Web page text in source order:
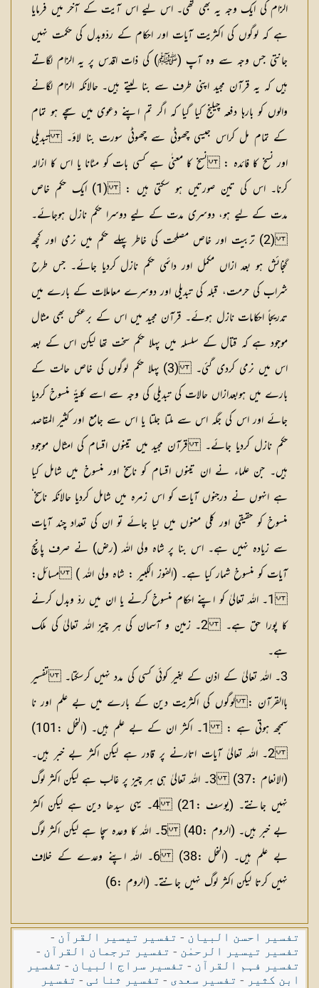
الزام کی ایک وجہ یہ بھی تھی۔ اس لیے اس آیت کے آخر میں فرمایا
ہے کہ لوگوں کی اکثریت آیات اور احکام کے ردّوبدل کی حکمت نہیں
جانتی جس وجہ سے وہ آپ (ﷺ) کی ذات اقدس پر یہ الزام لگاتے
ہیں کہ یہ قرآن مجید اپنی طرف سے بنا لیتے ہیں۔ حالانکہ الزام لگانے
والوں کو بارہا دفعہ چیلنج کیا گیا کہ اگر تم اپنے دعوی میں سچے ہو تمام
کے تمام مل کراس جیسی چھوٹی سے چھوٹی سورت بنا لاؤ۔تبدیلی
اور نسخ کا فائدہ :نسخ کا معنٰی ہے کسی بات کو مٹانا یا اس کا ازالہ
کرنا۔ اس کی تین صورتیں ہو سکتی ہیں : (1) ایک حکم خاص
مدت کے لیے ہو، دوسری مدت کے لیے دوسرا حکم نازل ہوجائے۔
(2) تربیت اور خاص مصلحت کی خاطر پہلے حکم میں نرمی اور کچھ
گنجائش ہو بعد ازاں مکمل اور دائمی حکم نازل کردیا جائے۔ جس طرح
شراب کی حرمت، قبلہ کی تبدیلی اور دوسرے معاملات کے بارے میں
تدریجاً احکامات نازل ہوئے۔ قرآن مجید میں اس کے برعکس بھی مثال
موجود ہے کہ قتال کے سلسلہ میں پہلا حکم سخت تھا لیکن اس کے بعد
اس میں نرمی کردی گئی۔ (3) پہلا حکم لوگوں کی خاص حالت کے
بارے میں ہوبعدازاں حالات کی تبدیلی کی وجہ سے اسے کلیۃً منسوخ کردیا
جائے اور اس کی جگہ اس سے ملتا جلتا یا اس سے جامع اور کثیر المقاصد
حکم نازل کردیا جائے۔ قرآن مجید میں تینوں اقسام کی امثال موجود
ہیں۔ جن علماء نے ان تینوں اقسام کو ناسخ اور منسوخ میں شامل کیا
ہے انہوں نے درجنوں آیات کو اس زمرہ میں شامل کردیا حالانکہ ناسخ‘
منسوخ کو حقیقی اور کلی معنوں میں لیا جائے تو ان کی تعداد چند آیات
سے زیادہ نہیں ہے۔ اس بنا پر شاہ ولی اللہ (رض) نے صرف پانچ
آیات کو منسوخ شمار کیا ہے۔ (الفوز الکبیر : شاہ ولی اللہ )مسائل:
1۔ اللہ تعالیٰ کو اپنے احکام منسوخ کرنے یا ان میں ردّ وبدل کرنے
کا پورا حق ہے۔ 2۔ زمین و آسمان کی ہر چیز اللہ تعالیٰ کی ملک
ہے۔
3۔ اللہ تعالیٰ کے اذن کے بغیر کوئی کسی کی مدد نہیں کرسکتا۔
تفسیر
باالقرآن : لوگوں کی اکثریت دین کے بارے میں بے علم اور نا
سمجھ ہوتی ہے :
1۔ اکثر ان کے بے علم ہیں۔ (النحل :101)
2۔ اللہ تعالیٰ آیات اتارنے پر قادر ہے لیکن اکثر بے خبر ہیں۔
(الانعام :37) 3۔ اللہ تعالیٰ ہی ہر چیز پر غالب ہے لیکن اکثر لوگ
نہیں جانتے۔ (یوسف :21) 4۔ یہی سیدھا دین ہے لیکن اکثر
بے خبر ہیں۔ (الروم :40) 5۔ اللہ کا وعدہ سچا ہے لیکن اکثر لوگ
بے علم ہیں۔ (النحل :38) 6۔ اللہ اپنے وعدے کے خلاف
نہیں کرتا لیکن اکثر لوگ نہیں جانتے۔ (الروم :6)
تفسیر احسن البیان - تفسیر تیسیر القرآن -
تفسیر تیسیر الرحمٰن - تفسیر ترجمان القرآن -
تفسیر فہم القرآن - تفسیر سراج البیان - تفسیر
ابن کثیر - تفسیر سعدی - تفسیر ثنائی - تفسیر